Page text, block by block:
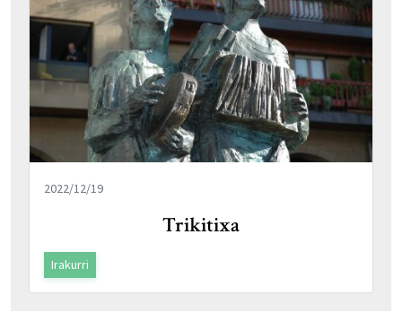
2022/12/19
Trikitixa
Irakurri